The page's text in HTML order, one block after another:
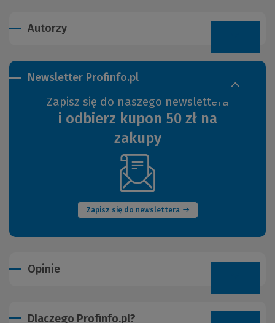
Autorzy
Newsletter Profinfo.pl
Zapisz się do naszego newslettera
i odbierz kupon 50 zł na
zakupy
Zapisz się do newslettera
(Nowe
okno)
Opinie
Dlaczego Profinfo.pl?